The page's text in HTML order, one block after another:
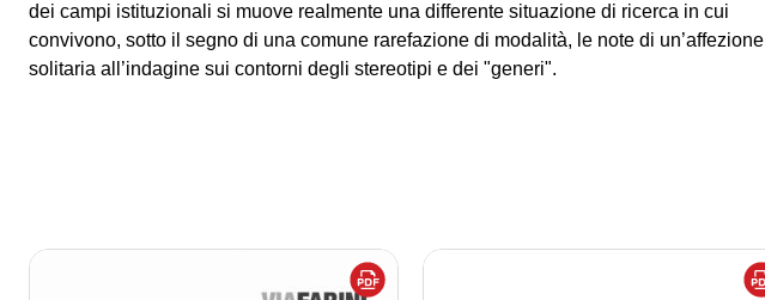
dei campi istituzionali si muove realmente una differente situazione di ricerca in cui
convivono, sotto il segno di una comune rarefazione di modalità, le note di un’affezione
solitaria all’indagine sui contorni degli stereotipi e dei "generi".